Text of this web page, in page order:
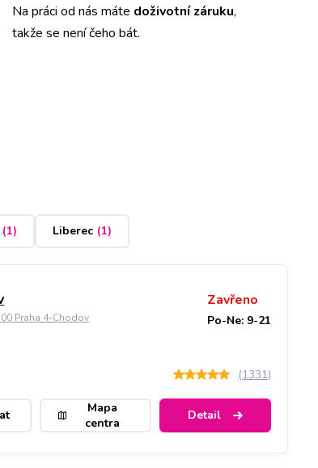
Na práci od nás máte doživotní záruku,
takže se není čeho bát.
(1) Liberec (1)
Praha 4-Chodov
Zavřeno
Po-Ne: 9-21
(1331)
Mapa
centra
Detail